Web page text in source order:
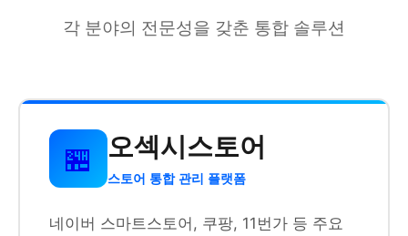
각 분야의 전문성을 갖춘 통합 솔루션
🏪 오섹시스토어
스토어 통합 관리 플랫폼
네이버 스마트스토어, 쿠팡, 11번가 등 주요